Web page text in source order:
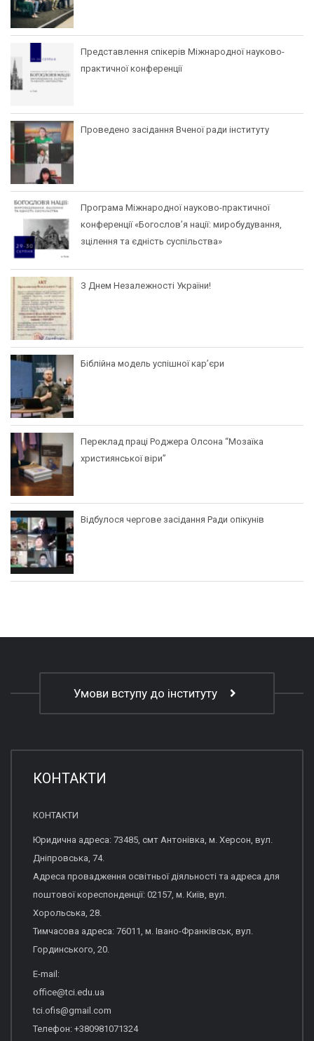
Представлення спікерів Міжнародної науково-
практичної конференції
Проведено засідання Вченої ради інституту
Програма Міжнародної науково-практичної
конференції «Богослов’я нації: миробудування,
зцілення та єдність суспільства»
З Днем Незалежності України!
Біблійна модель успішної кар’єри
Переклад праці Роджера Олсона “Мозаїка
християнської віри”
Відбулося чергове засідання Ради опікунів
Умови вступу до інституту
КОНТАКТИ
КОНТАКТИ
Юридична адреса: 73485, смт Антонівка, м. Херсон, вул.
Дніпровська, 74.
Адреса провадження освітньої діяльності та адреса для
поштової кореспонденції: 02157, м. Київ, вул.
Хорольська, 28.
Тимчасова адреса: 76011, м. Івано-Франківськ, вул.
Гординського, 20.
E-mail:
office@tci.edu.ua
tci.ofis@gmail.com
Телефон: +380981071324